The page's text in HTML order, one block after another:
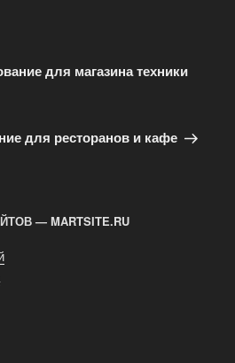
для магазина техники
для ресторанов и кафе
— MARTSITE.RU